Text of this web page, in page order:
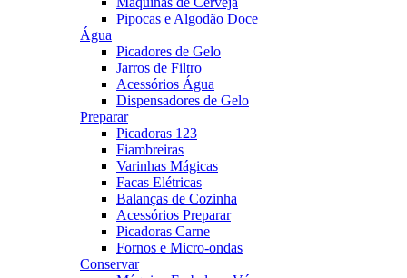
Pipocas e Algodão Doce
Água
Picadores de Gelo
Jarros de Filtro
Acessórios Água
Dispensadores de Gelo
Preparar
Picadoras 123
Fiambreiras
Varinhas Mágicas
Facas Elétricas
Balanças de Cozinha
Acessórios Preparar
Picadoras Carne
Fornos e Micro-ondas
Conservar